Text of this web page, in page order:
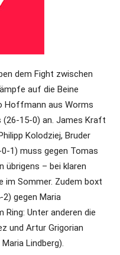
dem Fight zwischen
auf die Beine
Hoffmann aus Worms
15-0) an. James Kraft
Kolodziej, Bruder
1) muss gegen Tomas
übrigens – bei klaren
im Sommer. Zudem boxt
2) gegen Maria
Ring: Unter anderen die
und Artur Grigorian
Lindberg).